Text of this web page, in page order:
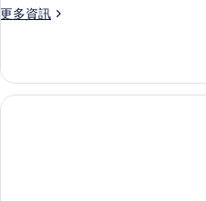
有
詳
1
特
大
更多資訊
更
套
房,
1